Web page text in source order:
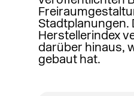
Stadtplanungen.
Herstellerindex
darüber hinaus,
gebaut hat.